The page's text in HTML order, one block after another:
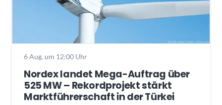
6 Aug. um 12:00 Uhr
Nordex landet Mega-Auftrag über
525 MW – Rekordprojekt stärkt
Marktführerschaft in der Türkei